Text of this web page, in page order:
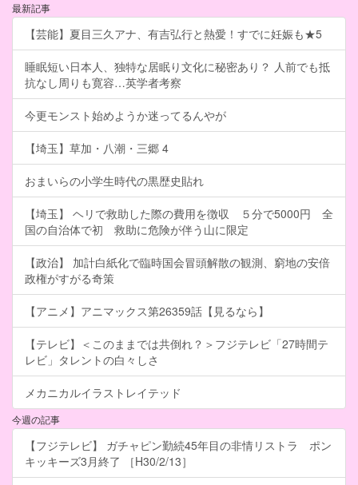
最新記事
【芸能】夏目三久アナ、有吉弘行と熱愛！すでに妊娠も★5
睡眠短い日本人、独特な居眠り文化に秘密あり？ 人前でも抵
抗なし周りも寛容…英学者考察
今更モンスト始めようか迷ってるんやが
【埼玉】草加・八潮・三郷 4
おまいらの小学生時代の黒歴史貼れ
【埼玉】 ヘリで救助した際の費用を徴収 ５分で5000円 全
国の自治体で初 救助に危険が伴う山に限定
【政治】 加計白紙化で臨時国会冒頭解散の観測、窮地の安倍
政権がすがる奇策
【アニメ】アニマックス第26359話【見るなら】
【テレビ】＜このままでは共倒れ？＞フジテレビ「27時間テ
レビ」タレントの白々しさ
メカニカルイラストレイテッド
今週の記事
【フジテレビ】 ガチャピン勤続45年目の非情リストラ ポン
キッキーズ3月終了 ［H30/2/13］